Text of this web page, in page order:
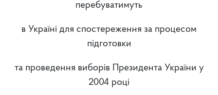
перебуватимуть
в Україні для спостереження за процесом
підготовки
та проведення виборів Президента України у
2004 році